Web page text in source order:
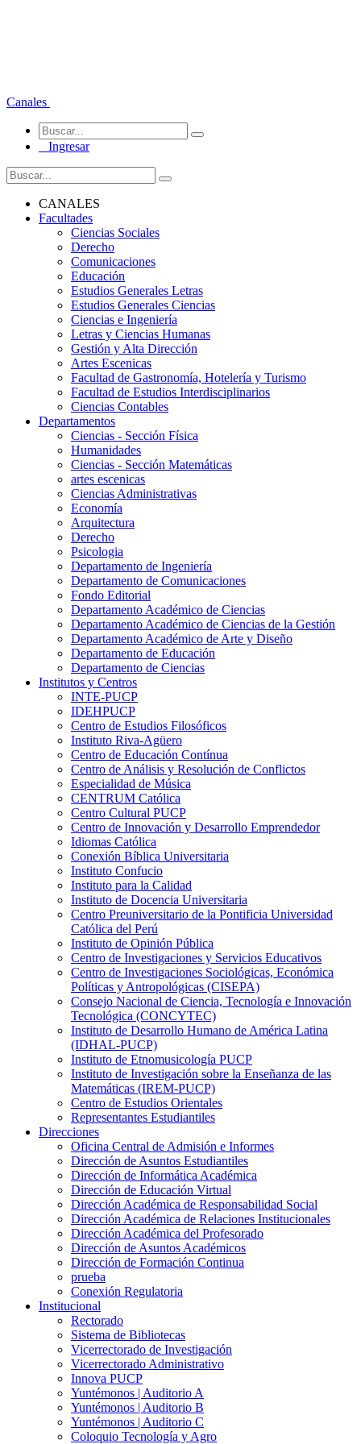
Canales
Ingresar
CANALES
Facultades
Ciencias Sociales
Derecho
Comunicaciones
Educación
Estudios Generales Letras
Estudios Generales Ciencias
Ciencias e Ingeniería
Letras y Ciencias Humanas
Gestión y Alta Dirección
Artes Escenicas
Facultad de Gastronomía, Hotelería y Turismo
Facultad de Estudios Interdisciplinarios
Ciencias Contables
Departamentos
Ciencias - Sección Física
Humanidades
Ciencias - Sección Matemáticas
artes escenicas
Ciencias Administrativas
Economía
Arquitectura
Derecho
Psicologia
Departamento de Ingeniería
Departamento de Comunicaciones
Fondo Editorial
Departamento Académico de Ciencias
Departamento Académico de Ciencias de la Gestión
Departamento Académico de Arte y Diseño
Departamento de Educación
Departamento de Ciencias
Institutos y Centros
INTE-PUCP
IDEHPUCP
Centro de Estudios Filosóficos
Instituto Riva-Agüero
Centro de Educación Contínua
Centro de Análisis y Resolución de Conflictos
Especialidad de Música
CENTRUM Católica
Centro Cultural PUCP
Centro de Innovación y Desarrollo Emprendedor
Idiomas Católica
Conexión Bíblica Universitaria
Instituto Confucio
Instituto para la Calidad
Instituto de Docencia Universitaria
Centro Preuniversitario de la Pontificia Universidad
Católica del Perú
Instituto de Opinión Pública
Centro de Investigaciones y Servicios Educativos
Centro de Investigaciones Sociológicas, Económica
Políticas y Antropológicas (CISEPA)
Consejo Nacional de Ciencia, Tecnología e Innovación
Tecnológica (CONCYTEC)
Instituto de Desarrollo Humano de América Latina
(IDHAL-PUCP)
Instituto de Etnomusicología PUCP
Instituto de Investigación sobre la Enseñanza de las
Matemáticas (IREM-PUCP)
Centro de Estudios Orientales
Representantes Estudiantiles
Direcciones
Oficina Central de Admisión e Informes
Dirección de Asuntos Estudiantiles
Dirección de Informática Académica
Dirección de Educación Virtual
Dirección Académica de Responsabilidad Social
Dirección Académica de Relaciones Institucionales
Dirección Académica del Profesorado
Dirección de Asuntos Académicos
Dirección de Formación Continua
prueba
Conexión Regulatoria
Institucional
Rectorado
Sistema de Bibliotecas
Vicerrectorado de Investigación
Vicerrectorado Administrativo
Innova PUCP
Yuntémonos | Auditorio A
Yuntémonos | Auditorio B
Yuntémonos | Auditorio C
Coloquio Tecnología y Agro